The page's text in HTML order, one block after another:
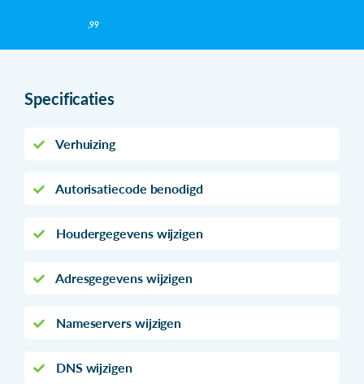
,99
Specificaties
Verhuizing
Autorisatiecode benodigd
Houdergegevens wijzigen
Adresgegevens wijzigen
Nameservers wijzigen
DNS wijzigen